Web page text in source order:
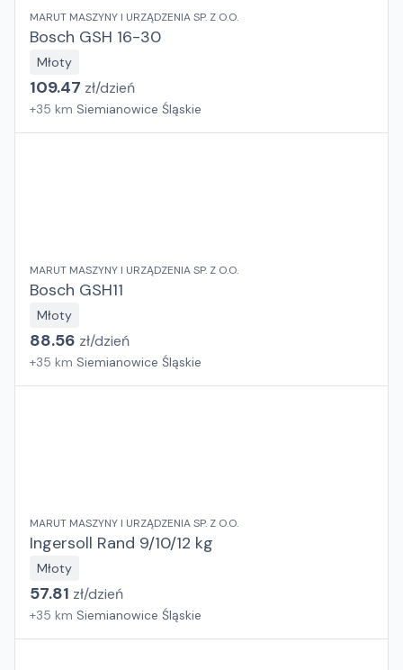
MARUT MASZYNY I URZĄDZENIA SP. Z O.O.
Bosch GSH 16-30
Młoty
109.47 zł/dzień
+35 km Siemianowice Śląskie
MARUT MASZYNY I URZĄDZENIA SP. Z O.O.
Bosch GSH11
Młoty
88.56 zł/dzień
+35 km Siemianowice Śląskie
MARUT MASZYNY I URZĄDZENIA SP. Z O.O.
Ingersoll Rand 9/10/12 kg
Młoty
57.81 zł/dzień
+35 km Siemianowice Śląskie